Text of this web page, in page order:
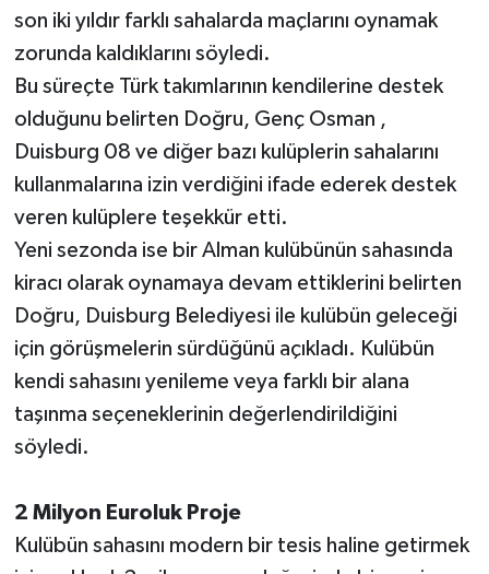
son iki yıldır farklı sahalarda maçlarını oynamak
zorunda kaldıklarını söyledi.
Bu süreçte Türk takımlarının kendilerine destek
olduğunu belirten Doğru, Genç Osman ,
Duisburg 08 ve diğer bazı kulüplerin sahalarını
kullanmalarına izin verdiğini ifade ederek destek
veren kulüplere teşekkür etti.
Yeni sezonda ise bir Alman kulübünün sahasında
kiracı olarak oynamaya devam ettiklerini belirten
Doğru, Duisburg Belediyesi ile kulübün geleceği
için görüşmelerin sürdüğünü açıkladı. Kulübün
kendi sahasını yenileme veya farklı bir alana
taşınma seçeneklerinin değerlendirildiğini
söyledi.
2 Milyon Euroluk Proje
Kulübün sahasını modern bir tesis haline getirmek